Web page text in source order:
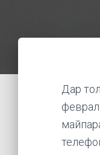
Дар